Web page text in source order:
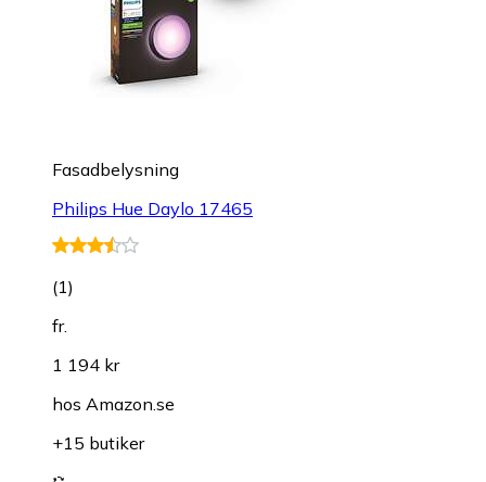
Fasadbelysning
Philips Hue Daylo 17465
(1)
fr.
1 194 kr
hos Amazon.se
+15 butiker